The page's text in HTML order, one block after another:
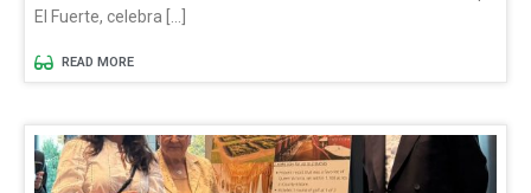
El Fuerte, celebra […]
READ MORE